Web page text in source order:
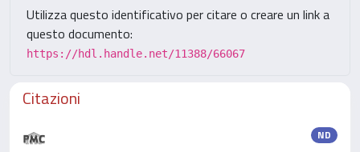
Utilizza questo identificativo per citare o creare un link a
questo documento:
https://hdl.handle.net/11388/66067
Citazioni
ND